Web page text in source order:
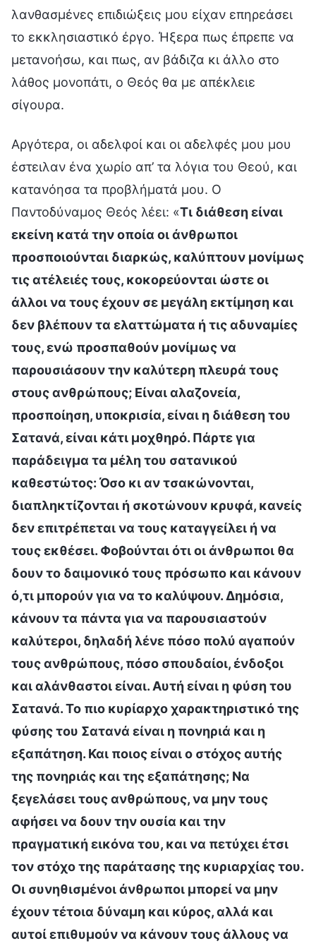
λανθασμένες επιδιώξεις μου είχαν επηρεάσει
το εκκλησιαστικό έργο. Ήξερα πως έπρεπε να
μετανοήσω, και πως, αν βάδιζα κι άλλο στο
λάθος μονοπάτι, ο Θεός θα με απέκλειε
σίγουρα.
Αργότερα, οι αδελφοί και οι αδελφές μου μου
έστειλαν ένα χωρίο απ’ τα λόγια του Θεού, και
κατανόησα τα προβλήματά μου. Ο
Παντοδύναμος Θεός λέει: «Τι διάθεση είναι
εκείνη κατά την οποία οι άνθρωποι
προσποιούνται διαρκώς, καλύπτουν μονίμως
τις ατέλειές τους, κοκορεύονται ώστε οι
άλλοι να τους έχουν σε μεγάλη εκτίμηση και
δεν βλέπουν τα ελαττώματα ή τις αδυναμίες
τους, ενώ προσπαθούν μονίμως να
παρουσιάσουν την καλύτερη πλευρά τους
στους ανθρώπους; Είναι αλαζονεία,
προσποίηση, υποκρισία, είναι η διάθεση του
Σατανά, είναι κάτι μοχθηρό. Πάρτε για
παράδειγμα τα μέλη του σατανικού
καθεστώτος: Όσο κι αν τσακώνονται,
διαπληκτίζονται ή σκοτώνουν κρυφά, κανείς
δεν επιτρέπεται να τους καταγγείλει ή να
τους εκθέσει. Φοβούνται ότι οι άνθρωποι θα
δουν το δαιμονικό τους πρόσωπο και κάνουν
ό,τι μπορούν για να το καλύψουν. Δημόσια,
κάνουν τα πάντα για να παρουσιαστούν
καλύτεροι, δηλαδή λένε πόσο πολύ αγαπούν
τους ανθρώπους, πόσο σπουδαίοι, ένδοξοι
και αλάνθαστοι είναι. Αυτή είναι η φύση του
Σατανά. Το πιο κυρίαρχο χαρακτηριστικό της
φύσης του Σατανά είναι η πονηριά και η
εξαπάτηση. Και ποιος είναι ο στόχος αυτής
της πονηριάς και της εξαπάτησης; Να
ξεγελάσει τους ανθρώπους, να μην τους
αφήσει να δουν την ουσία και την
πραγματική εικόνα του, και να πετύχει έτσι
τον στόχο της παράτασης της κυριαρχίας του.
Οι συνηθισμένοι άνθρωποι μπορεί να μην
έχουν τέτοια δύναμη και κύρος, αλλά και
αυτοί επιθυμούν να κάνουν τους άλλους να